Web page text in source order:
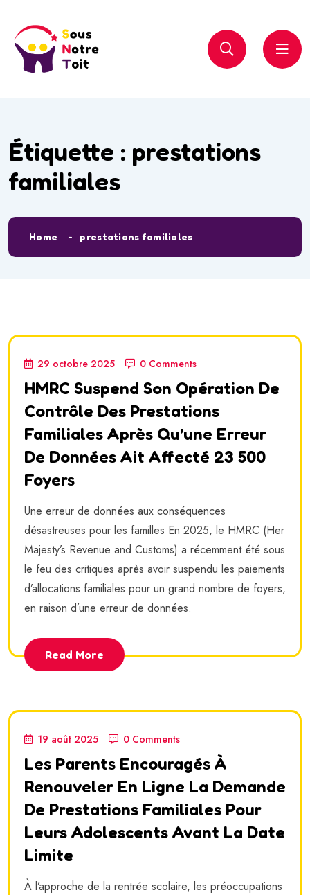
Étiquette : prestations
familiales
Home prestations familiales
29 octobre 2025 0 Comments
HMRC Suspend Son Opération De
Contrôle Des Prestations
Familiales Après Qu’une Erreur
De Données Ait Affecté 23 500
Foyers
Une erreur de données aux conséquences
désastreuses pour les familles En 2025, le HMRC (Her
Majesty’s Revenue and Customs) a récemment été sous
le feu des critiques après avoir suspendu les paiements
d’allocations familiales pour un grand nombre de foyers,
en raison d’une erreur de données.
Read More
19 août 2025 0 Comments
Les Parents Encouragés À
Renouveler En Ligne La Demande
De Prestations Familiales Pour
Leurs Adolescents Avant La Date
Limite
À l’approche de la rentrée scolaire, les préoccupations